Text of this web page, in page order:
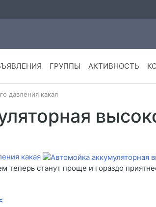
ГРУППЫ АКТИВНОСТЬ
давления какая
какая
теперь станут проще и гораздо